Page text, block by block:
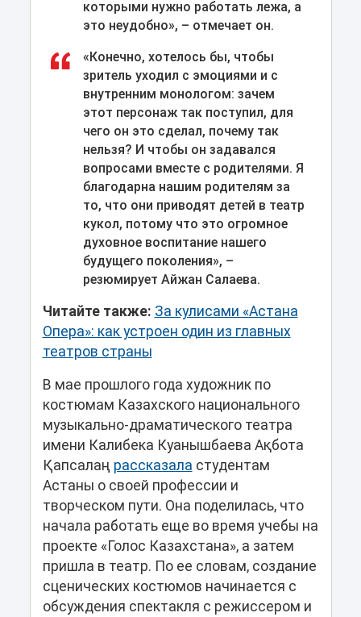
которыми нужно работать лежа, а
это неудобно», – отмечает он.
«Конечно, хотелось бы, чтобы
зритель уходил с эмоциями и с
внутренним монологом: зачем
этот персонаж так поступил, для
чего он это сделал, почему так
нельзя? И чтобы он задавался
вопросами вместе с родителями. Я
благодарна нашим родителям за
то, что они приводят детей в театр
кукол, потому что это огромное
духовное воспитание нашего
будущего поколения», –
резюмирует Айжан Салаева.
Читайте также: За кулисами «Астана
Опера»: как устроен один из главных
театров страны
В мае прошлого года художник по
костюмам Казахского национального
музыкально-драматического театра
имени Калибека Куанышбаева Ақбота
Қапсалаң рассказала студентам
Астаны о своей профессии и
творческом пути. Она поделилась, что
начала работать еще во время учебы на
проекте «Голос Казахстана», а затем
пришла в театр. По ее словам, создание
сценических костюмов начинается с
обсуждения спектакля с режиссером и